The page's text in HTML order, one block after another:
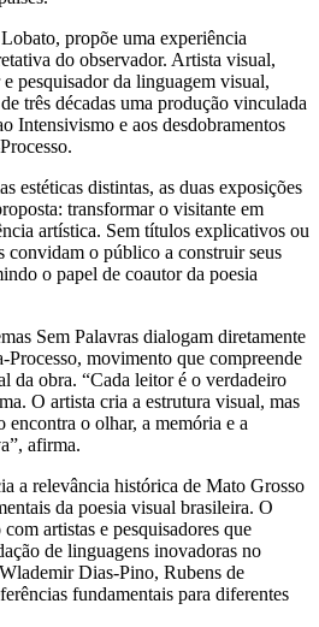
propõe uma experiência
do observador. Artista visual,
pesquisador da linguagem visual,
três décadas uma produção vinculada
Intensivismo e aos desdobramentos
estéticas distintas, as duas exposições
transformar o visitante em
artística. Sem títulos explicativos ou
convidam o público a construir seus
o papel de coautor da poesia
Sem Palavras dialogam diretamente
movimento que compreende
da obra. “Cada leitor é o verdadeiro
O artista cria a estrutura visual, mas
encontra o olhar, a memória e a
afirma.
a relevância histórica de Mato Grosso
da poesia visual brasileira. O
artistas e pesquisadores que
de linguagens inovadoras no
Dias-Pino, Rubens de
fundamentais para diferentes